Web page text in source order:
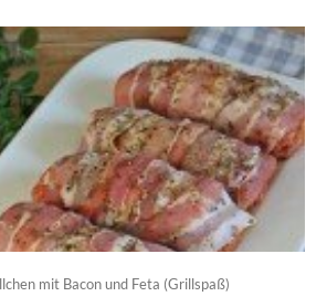
mit Bacon und Feta (Grillspaß)